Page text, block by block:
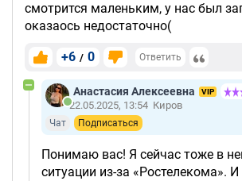
смотрится маленьким, у нас был
оказаось недостаточно(
+6 / 0 Ответить
Анастасия Алексеевна VIP
22.05.2025, 13:54 Киров
Чат Подписаться
Понимаю вас! Я сейчас тоже в
ситуации из-за «Ростелекома».